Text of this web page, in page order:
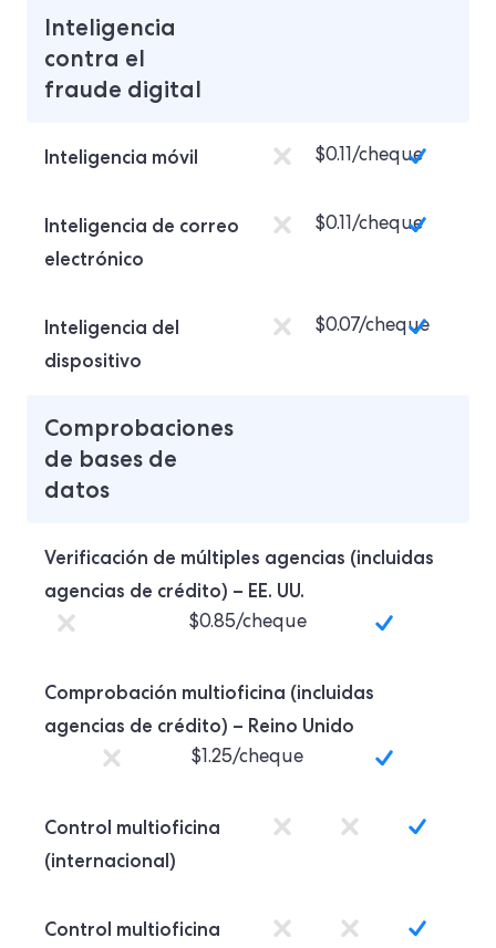
Inteligencia
contra el
fraude digital
Inteligencia móvil $0.11/cheque
Inteligencia de correo
electrónico
$0.11/cheque
Inteligencia del
dispositivo
$0.07/cheque
Comprobaciones
de bases de
datos
Verificación de múltiples agencias (incluidas
agencias de crédito) – EE. UU.
$0.85/cheque
Comprobación multioficina (incluidas
agencias de crédito) – Reino Unido
$1.25/cheque
Control multioficina
(internacional)
Control multioficina